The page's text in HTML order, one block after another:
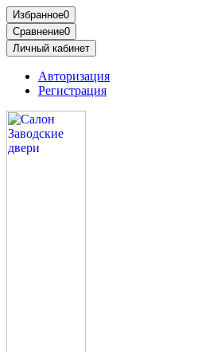
Избранное0
Сравнение0
Личный кабинет
Авторизация
Регистрация